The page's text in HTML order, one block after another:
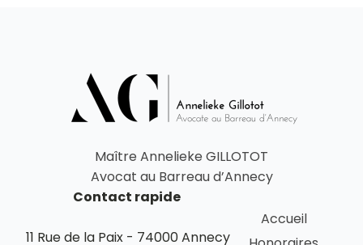
Maître Annelieke GILLOTOT
Avocat au Barreau d’Annecy
Contact rapide
11 Rue de la Paix - 74000 Annecy
Accueil